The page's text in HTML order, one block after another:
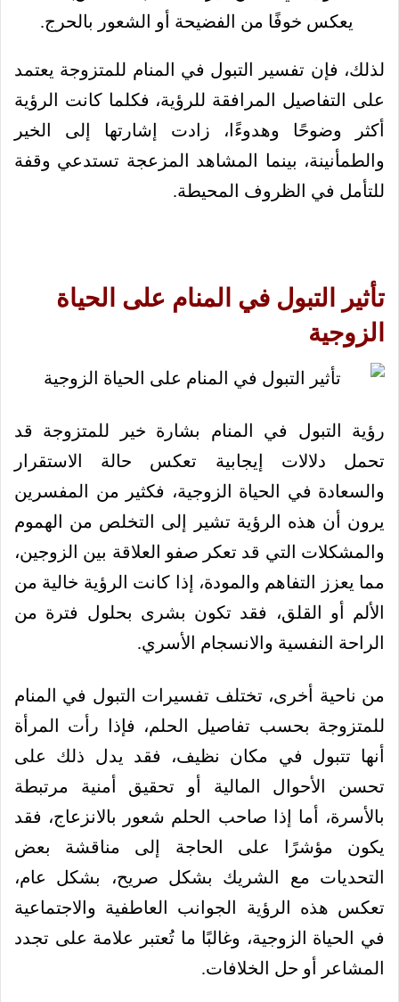
يعكس خوفًا من الفضيحة أو الشعور بالحرج.
لذلك، فإن تفسير التبول في المنام للمتزوجة يعتمد
على التفاصيل المرافقة للرؤية، فكلما كانت الرؤية
أكثر وضوحًا وهدوءًا، زادت إشارتها إلى الخير
والطمأنينة، بينما المشاهد المزعجة تستدعي وقفة
للتأمل في الظروف المحيطة.
تأثير التبول في المنام على الحياة
الزوجية
رؤية التبول في المنام بشارة خير للمتزوجة قد
تحمل دلالات إيجابية تعكس حالة الاستقرار
والسعادة في الحياة الزوجية، فكثير من المفسرين
يرون أن هذه الرؤية تشير إلى التخلص من الهموم
والمشكلات التي قد تعكر صفو العلاقة بين الزوجين،
مما يعزز التفاهم والمودة، إذا كانت الرؤية خالية من
الألم أو القلق، فقد تكون بشرى بحلول فترة من
الراحة النفسية والانسجام الأسري.
من ناحية أخرى، تختلف تفسيرات التبول في المنام
للمتزوجة بحسب تفاصيل الحلم، فإذا رأت المرأة
أنها تتبول في مكان نظيف، فقد يدل ذلك على
تحسن الأحوال المالية أو تحقيق أمنية مرتبطة
بالأسرة، أما إذا صاحب الحلم شعور بالانزعاج، فقد
يكون مؤشرًا على الحاجة إلى مناقشة بعض
التحديات مع الشريك بشكل صريح، بشكل عام،
تعكس هذه الرؤية الجوانب العاطفية والاجتماعية
في الحياة الزوجية، وغالبًا ما تُعتبر علامة على تجدد
المشاعر أو حل الخلافات.